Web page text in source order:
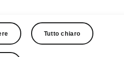
attraversare
bicicletta
. Il
muovono
anche in
Tutto chiaro